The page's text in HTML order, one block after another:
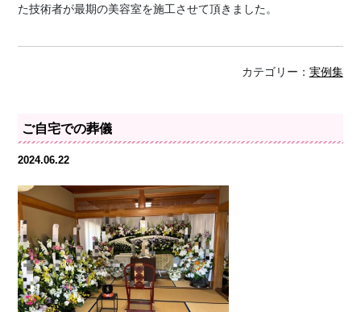
た技術者が最期の美容室を施工させて頂きました。
カテゴリー： 実例集
ご自宅での葬儀
2024.06.22